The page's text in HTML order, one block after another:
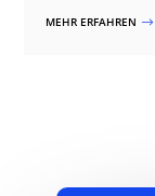
MEHR ERFAHREN $